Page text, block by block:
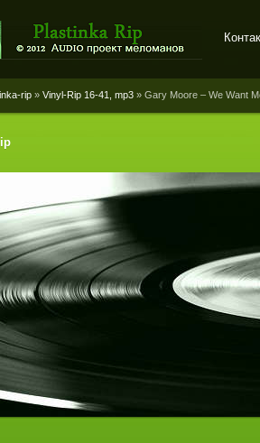
и магнитоальбомов
rip » Vinyl-Rip 16-41, mp3 » Gary Moore ‎– We Want